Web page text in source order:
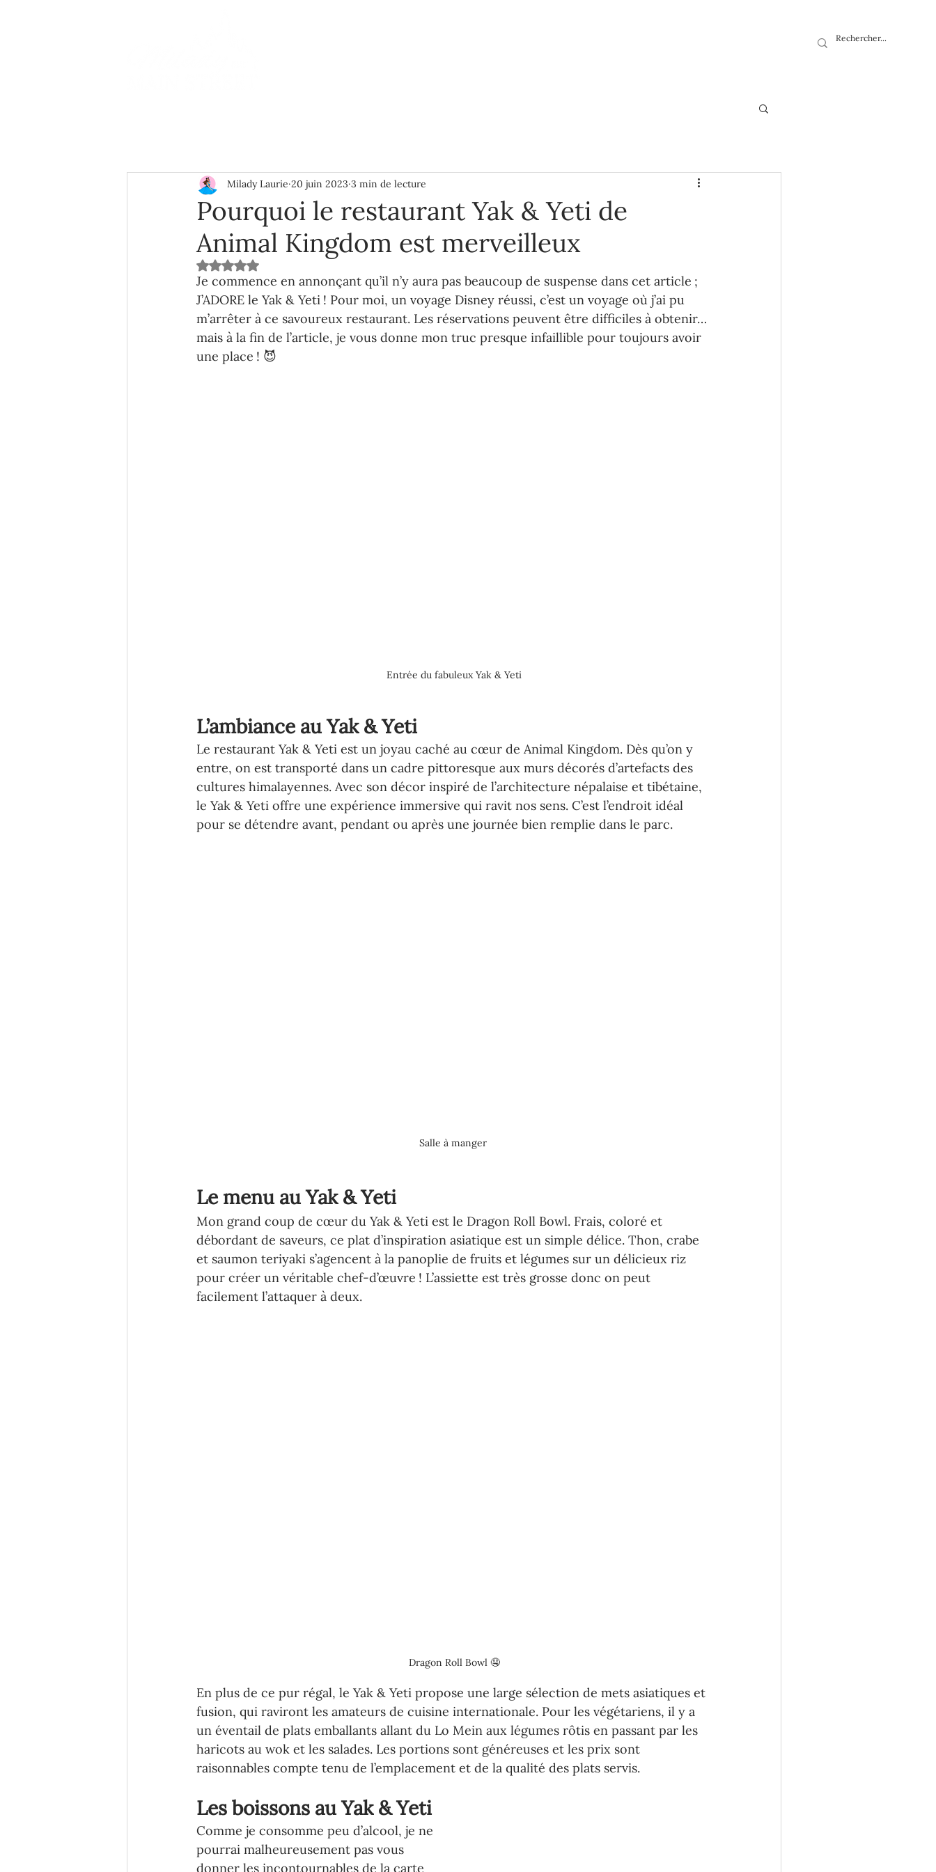
Pourquoi le restaurant Yak & Yeti de
Animal Kingdom est merveilleux
Milady Laurie 20 juin 2023 3 min de lecture
Noté NaN étoiles sur 5.
Je commence en annonçant qu’il n’y aura pas beaucoup de suspense dans cet article ;
J’ADORE le Yak & Yeti ! Pour moi, un voyage Disney réussi, c’est un voyage où j’ai pu
m’arrêter à ce savoureux restaurant. Les réservations peuvent être difficiles à obtenir…
mais à la fin de l’article, je vous donne mon truc presque infaillible pour toujours avoir
une place ! 😈
Entrée du fabuleux Yak & Yeti
L’ambiance au Yak & Yeti
Le restaurant Yak & Yeti est un joyau caché au cœur de Animal Kingdom. Dès qu’on y
entre, on est transporté dans un cadre pittoresque aux murs décorés d’artefacts des
cultures himalayennes. Avec son décor inspiré de l’architecture népalaise et tibétaine,
le Yak & Yeti offre une expérience immersive qui ravit nos sens. C’est l’endroit idéal
pour se détendre avant, pendant ou après une journée bien remplie dans le parc.
Salle à manger
Le menu au Yak & Yeti
Mon grand coup de cœur du Yak & Yeti est le Dragon Roll Bowl. Frais, coloré et
débordant de saveurs, ce plat d’inspiration asiatique est un simple délice. Thon, crabe
et saumon teriyaki s’agencent à la panoplie de fruits et légumes sur un délicieux riz
pour créer un véritable chef-d’œuvre ! L’assiette est très grosse donc on peut
facilement l’attaquer à deux.
Dragon Roll Bowl 🤤
En plus de ce pur régal, le Yak & Yeti propose une large sélection de mets asiatiques et
fusion, qui raviront les amateurs de cuisine internationale. Pour les végétariens, il y a
un éventail de plats emballants allant du Lo Mein aux légumes rôtis en passant par les
haricots au wok et les salades. Les portions sont généreuses et les prix sont
raisonnables compte tenu de l’emplacement et de la qualité des plats servis.
Les boissons au Yak & Yeti
Comme je consomme peu d’alcool, je ne
pourrai malheureusement pas vous
donner les incontournables de la carte